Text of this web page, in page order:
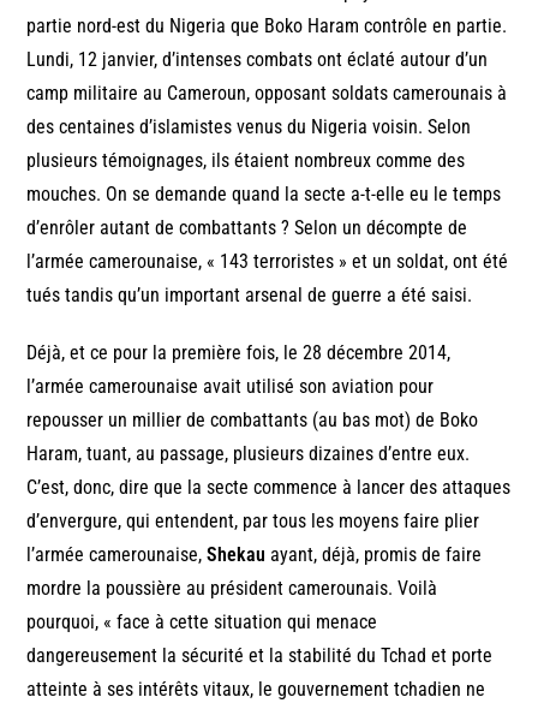
partie nord-est du Nigeria que Boko Haram contrôle en partie.
Lundi, 12 janvier, d’intenses combats ont éclaté autour d’un
camp militaire au Cameroun, opposant soldats camerounais à
des centaines d’islamistes venus du Nigeria voisin. Selon
plusieurs témoignages, ils étaient nombreux comme des
mouches. On se demande quand la secte a-t-elle eu le temps
d’enrôler autant de combattants ? Selon un décompte de
l’armée camerounaise, « 143 terroristes » et un soldat, ont été
tués tandis qu’un important arsenal de guerre a été saisi.
Déjà, et ce pour la première fois, le 28 décembre 2014,
l’armée camerounaise avait utilisé son aviation pour
repousser un millier de combattants (au bas mot) de Boko
Haram, tuant, au passage, plusieurs dizaines d’entre eux.
C’est, donc, dire que la secte commence à lancer des attaques
d’envergure, qui entendent, par tous les moyens faire plier
l’armée camerounaise,Shekau ayant, déjà, promis de faire
mordre la poussière au président camerounais. Voilà
pourquoi, « face à cette situation qui menace
dangereusement la sécurité et la stabilité du Tchad et porte
atteinte à ses intérêts vitaux, le gouvernement tchadien ne